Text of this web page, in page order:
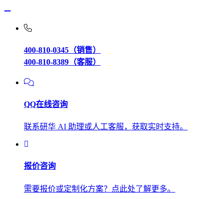
400-810-0345（销售）
400-810-8389（客服）
QQ在线咨询
联系研华 AI 助理或人工客服，获取实时支持。
报价咨询
需要报价或定制化方案？点此处了解更多。